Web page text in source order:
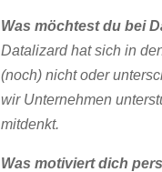
Was möchtest du bei
Datalizard hat sich in
(noch) nicht oder
wir Unternehmen
mitdenkt.
Was motiviert dich